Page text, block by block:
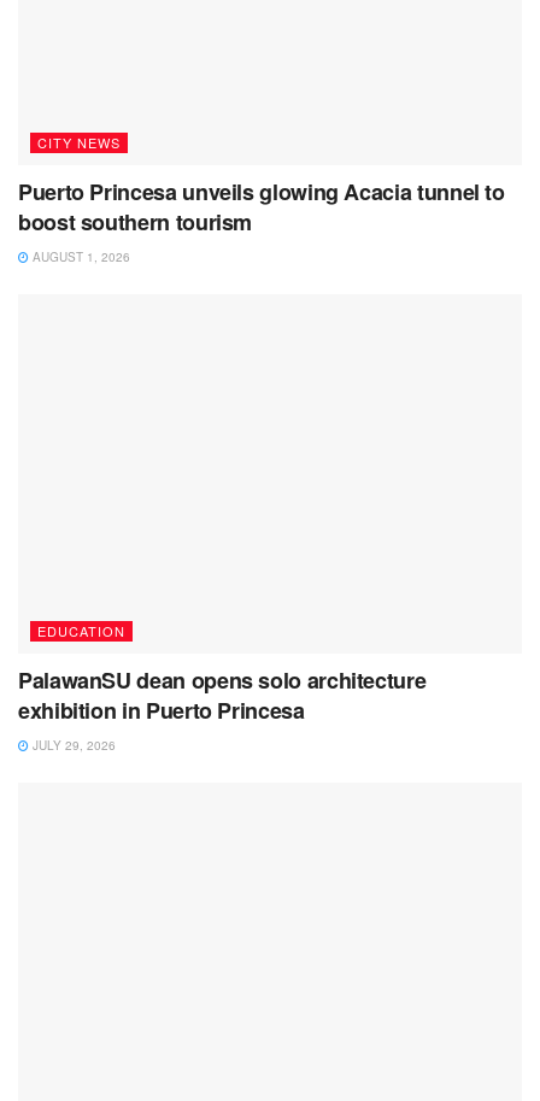
CITY NEWS
Puerto Princesa unveils glowing Acacia tunnel to
boost southern tourism
AUGUST 1, 2026
EDUCATION
PalawanSU dean opens solo architecture
exhibition in Puerto Princesa
JULY 29, 2026